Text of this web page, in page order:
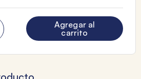
Agregar al
carrito